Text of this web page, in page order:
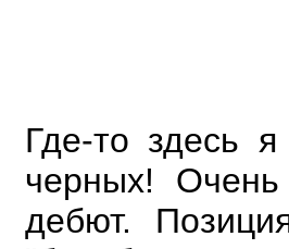
Где-то здесь
черных!
дебют.